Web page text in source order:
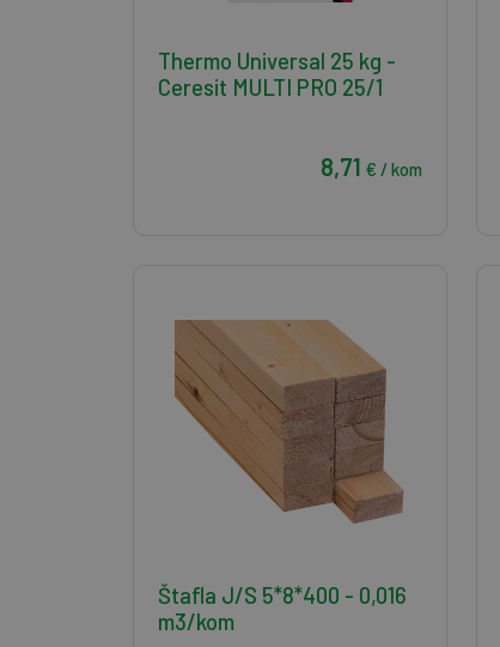
Thermo Universal 25 kg -
Ceresit MULTI PRO 25/1
8,71 € / kom
Štafla J/S 5*8*400 - 0,016
m3/kom